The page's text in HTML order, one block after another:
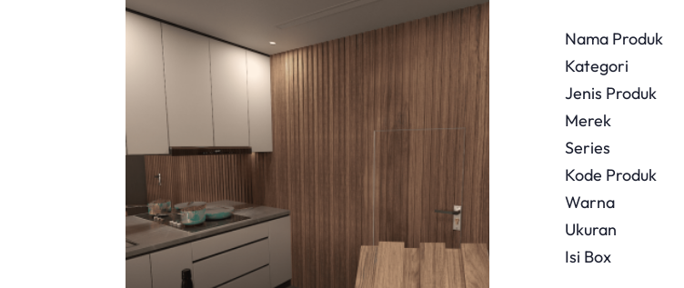
Nama Produk
Kategori
Jenis Produk
Merek
Series
Kode Produk
Warna
Ukuran
Isi Box